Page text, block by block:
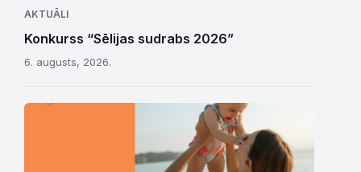
AKTUĀLI
Konkurss “Sēlijas sudrabs 2026”
6. augusts, 2026.